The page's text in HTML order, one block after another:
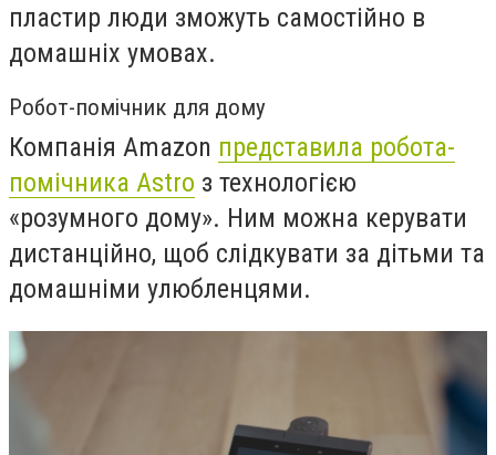
пластир люди зможуть самостійно в
домашніх умовах.
Робот-помічник для дому
Компанія Amazon представила робота-
помічника Astro з технологією
«розумного дому». Ним можна керувати
дистанційно, щоб слідкувати за дітьми та
домашніми улюбленцями.